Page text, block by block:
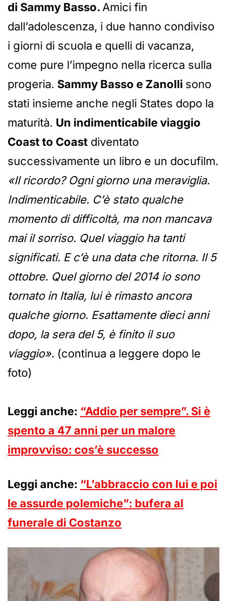
di Sammy Basso.Amici fin
dall’adolescenza, i due hanno condiviso
i giorni di scuola e quelli di vacanza,
come pure l’impegno nella ricerca sulla
progeria. Sammy Basso e Zanolli sono
stati insieme anche negli States dopo la
maturità. Un indimenticabile viaggio
Coast to Coast diventato
successivamente un libro e un docufilm.
«Il ricordo? Ogni giorno una meraviglia.
Indimenticabile. C’è stato qualche
momento di difficoltà, ma non mancava
mai il sorriso. Quel viaggio ha tanti
significati. E c’è una data che ritorna. Il 5
ottobre. Quel giorno del 2014 io sono
tornato in Italia, lui è rimasto ancora
qualche giorno. Esattamente dieci anni
dopo, la sera del 5, è finito il suo
viaggio». (continua a leggere dopo le
foto)
Leggi anche: “Addio per sempre”. Si è
spento a 47 anni per un malore
improvviso: cos’è successo
Leggi anche: “L’abbraccio con lui e poi
le assurde polemiche”: bufera al
funerale di Costanzo